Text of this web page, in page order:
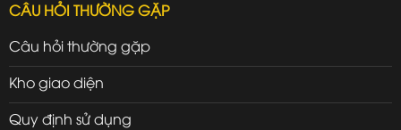
CÂU HỎI THƯỜNG GẶP
Câu hỏi thường gặp
Kho giao diện
Quy định sử dụng